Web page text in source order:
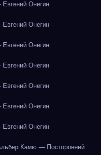
Онегин
Онегин
Онегин
Онегин
Онегин
Онегин
Онегин
Камю — Посторонний